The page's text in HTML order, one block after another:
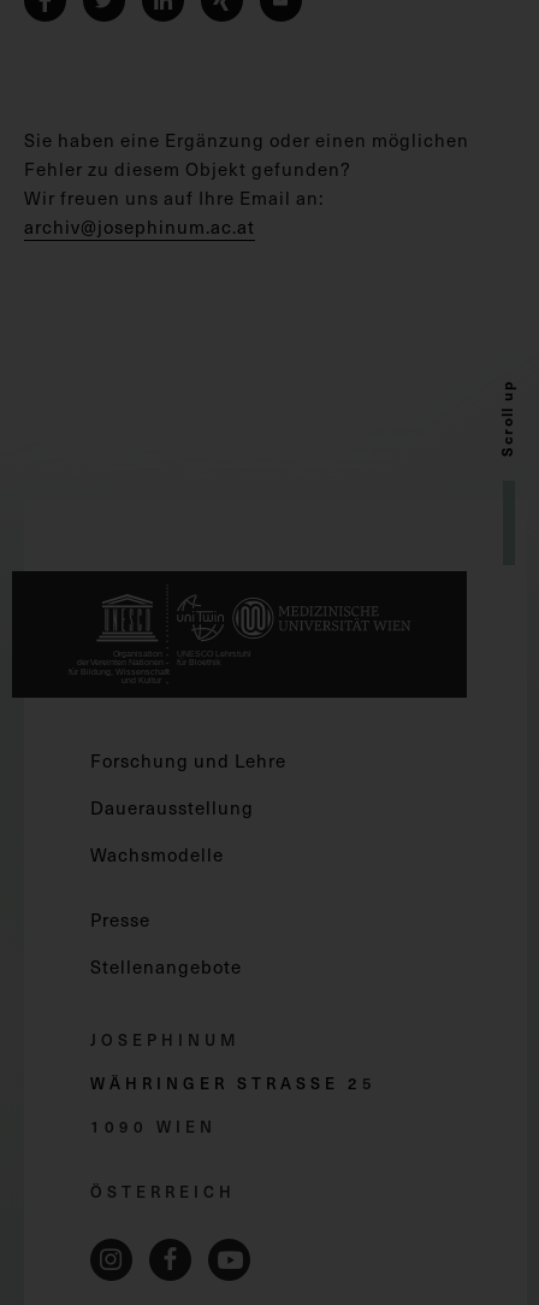
Sie haben eine Ergänzung oder einen möglichen
Fehler zu diesem Objekt gefunden?
Wir freuen uns auf Ihre Email an:
archiv@josephinum.ac.at
Scroll up
Forschung und Lehre
Dauerausstellung
Wachsmodelle
Presse
Stellenangebote
JOSEPHINUM
WÄHRINGER STRASSE 2 5
1090 WIEN
ÖSTERREICH